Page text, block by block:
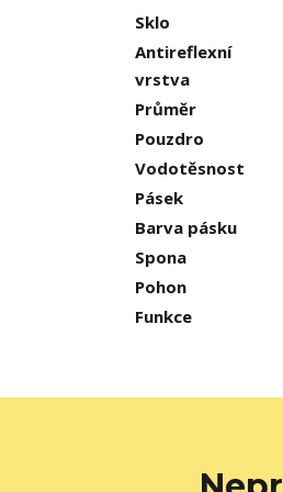
Sklo
Antireflexní
vrstva
Průměr
Pouzdro
Vodotěsnost
Pásek
Barva pásku
Spona
Pohon
Funkce